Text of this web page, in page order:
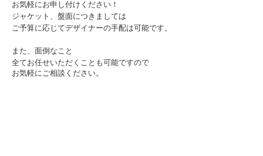
お気軽にお申し付けください！
ジャケット、盤面につきましては
ご予算に応じてデザイナーの手配は可能です。
また、面倒なこと
全てお任せいただくことも可能ですので
お気軽にご相談ください。